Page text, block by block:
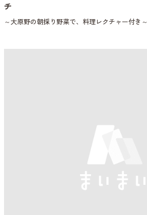
チ
～大原野の朝採り野菜で、料理レクチャー付き～